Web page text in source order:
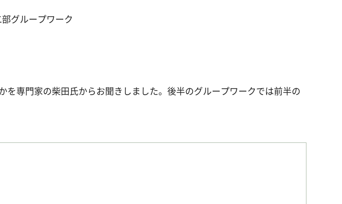
グループワーク
専門家の柴田氏からお聞きしました。後半のグループワークでは前半の